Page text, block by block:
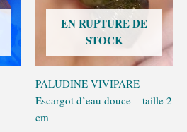
EN RUPTURE DE
STOCK
PALUDINE VIVIPARE -
Escargot d’eau douce – taille 2
cm